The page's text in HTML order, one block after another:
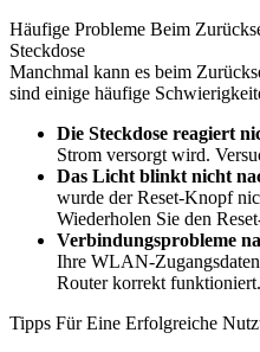
Häufige Probleme Beim
Steckdose
Manchmal kann es beim
sind einige häufige
Die Steckdose reagiert
Strom versorgt wird.
Das Licht blinkt nicht
wurde der Reset-Knopf
Wiederholen Sie den
Verbindungsprobleme
Ihre WLAN-Zugangsdaten
Router korrekt funktioniert.
Tipps Für Eine Erfolgreiche